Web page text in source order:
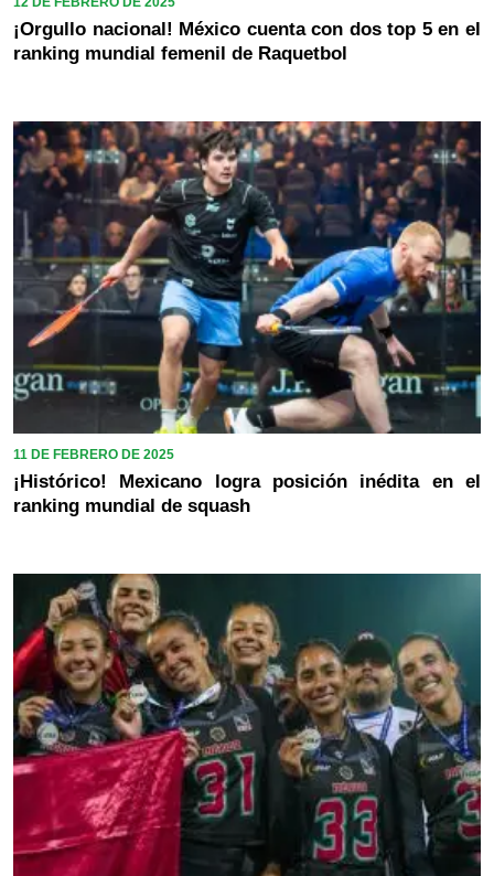
¡Orgullo nacional! México cuenta con dos top 5 en el
ranking mundial femenil de Raquetbol
11 DE FEBRERO DE 2025
¡Histórico! Mexicano logra posición inédita en el
ranking mundial de squash